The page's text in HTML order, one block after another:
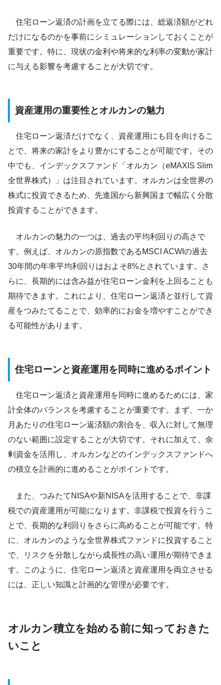
住宅ローン返済の計画を立てる際には、総返済額がどれ
だけになるのかを事前にシミュレーションしておくことが
重要です。特に、現状の金利や将来的な利率の変動が家計
に与える影響を考慮することが大切です。
資産運用の重要性とオルカンの魅力
住宅ローン返済だけでなく、資産運用にも目を向けるこ
とで、将来の家計をより豊かにすることが可能です。その
中でも、インデックスファンド「オルカン（eMAXIS Slim
全世界株式）」は注目されています。オルカンは全世界の
株式に投資できるため、先進国から新興国まで幅広く分散
投資することができます。
オルカンの魅力の一つは、過去の平均利回りの高さで
す。例えば、オルカンの原指数であるMSCI ACWIの過去
30年間の年率平均利回りはおよそ8%とされています。さ
らに、長期的には含み益が住宅ローン金利を上回ることも
期待できます。これにより、住宅ローン返済と並行して資
産をつみたてることで、効率的にお金を増やすことができ
る可能性があります。
住宅ローンと資産運用を同時に進めるポイント
住宅ローン返済と資産運用を同時に進めるためには、家
計全体のバランスを考慮することが重要です。まず、一か
月あたりの住宅ローン返済額の割合を、収入に対して無理
のない範囲に設定することが大切です。それに加えて、余
剰資金を活用し、オルカンなどのインデックスファンドへ
の積立を計画的に進めることがポイントです。
また、つみたてNISAや新NISAを活用することで、非課
税での資産運用が可能になります。非課税で投資を行うこ
とで、長期的な利回りをさらに高めることが可能です。特
に、オルカンのような全世界株式ファンドに投資すること
で、リスクを分散しながら成長性の高い運用が期待できま
す。このように、住宅ローン返済と資産運用を両立させる
には、正しい知識と計画的な管理が必要です。
オルカン積立を始める前に知っておきた
いこと